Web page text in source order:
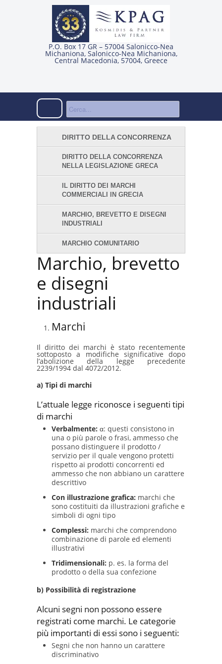
P.O. Box 17 GR – 57004 Salonicco-Nea
Michaniona, Salonicco-Nea Michaniona,
Central Macedonia, 57004, Greece
DIRITTO DELLA CONCORRENZA
DIRITTO DELLA CONCORRENZA
NELLA LEGISLAZIONE GRECA
IL DIRITTO DEI MARCHI
COMMERCIALI IN GRECIA
MARCHIO, BREVETTO E DISEGNI
INDUSTRIALI
MARCHIO COMUNITARIO
Marchio, brevetto
e disegni
industriali
Marchi
Il diritto dei marchi è stato recentemente
sottoposto a modifiche significative dopo
l’abolizione della legge precedente
2239/1994 dal 4072/2012.
a) Tipi di marchi
L’attuale legge riconosce i seguenti tipi
di marchi
Verbalmente: α: questi consistono in
una o più parole o frasi, ammesso che
possano distinguere il prodotto /
servizio per il quale vengono protetti
rispetto ai prodotti concorrenti ed
ammesso che non abbiano un carattere
descrittivo
Con illustrazione grafica: marchi che
sono costituiti da illustrazioni grafiche e
simboli di ogni tipo
Complessi: marchi che comprendono
combinazione di parole ed elementi
illustrativi
Tridimensionali: p. es. la forma del
prodotto o della sua confezione
b) Possibilità di registrazione
Alcuni segni non possono essere
registrati come marchi. Le categorie
più importanti di essi sono i seguenti:
Segni che non hanno un carattere
discriminativo